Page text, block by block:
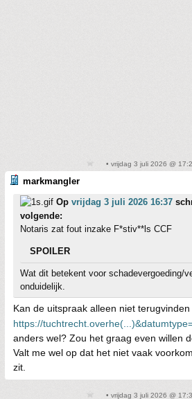
• vrijdag 3 juli 2026 @
markmangler
Op vrijdag 3 juli 2026 16:37
volgende:
Notaris zat fout inzake F*stiv**ls CCF
SPOILER
Wat dit betekent voor schadevergoeding/
onduidelijk.
Kan de uitspraak alleen niet terugvinden
https://
anders wel? Zou het graag even willen
Valt me wel op dat het niet vaak
zit.
• vrijdag 3 juli 2026 @